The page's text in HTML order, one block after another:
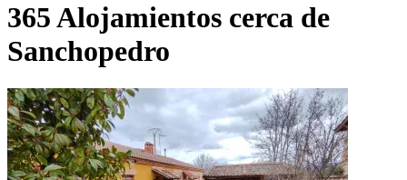
365 Alojamientos cerca de
Sanchopedro